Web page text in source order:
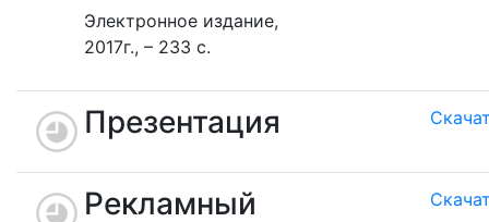
Электронное издание,
2017г., – 233 с.
Презентация
Рекламный